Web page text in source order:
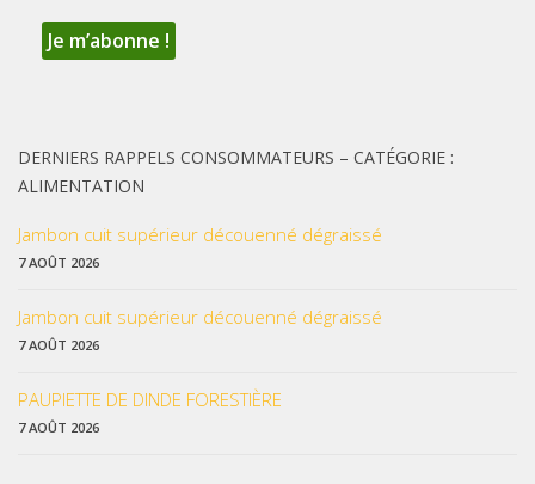
DERNIERS RAPPELS CONSOMMATEURS – CATÉGORIE :
ALIMENTATION
Jambon cuit supérieur découenné dégraissé
7 AOÛT 2026
Jambon cuit supérieur découenné dégraissé
7 AOÛT 2026
PAUPIETTE DE DINDE FORESTIÈRE
7 AOÛT 2026